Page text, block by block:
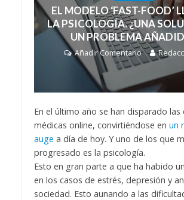
EL MODELO ‘FAST-FOOD’
LA PSICOLOGÍA. ¿UNA
UN PROBLEMA
Añadir Comentario
En el último año se han disparado las
médicas online, convirtiéndose en un
auge a día de hoy. Y uno de los que
progresado es la psicología.
Esto en gran parte a que ha habido
en los casos de estrés, depresión y
sociedad. Esto aunando a las